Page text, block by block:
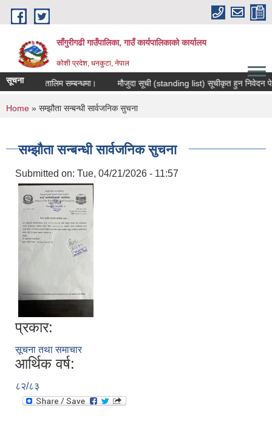
Skip to main content
साँगुरीगढी गाउँपालिका, गाउँ कार्यपालिकाको कार्यालय
कोशी प्रदेश, धनकुटा, नेपाल
सूचना
मुलक तालिम सम्बन्धमा। मौजुदा सूची (standing list) सूचीकृत हुन निवेदन पेश
You are here
Home » सम्झौता सन्बन्धी सार्वजनिक सुचना
सम्झौता सन्बन्धी सार्वजनिक सुचना
Submitted on: Tue, 04/21/2026 - 11:57
प्रकार:
सूचना तथा समाचार
आर्थिक वर्ष:
८२/८३